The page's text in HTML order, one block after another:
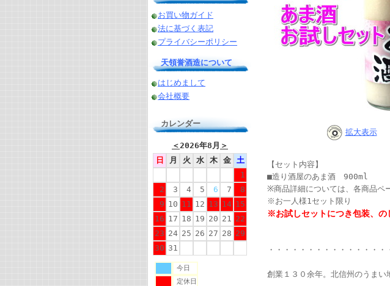
お買い物ガイド
法に基づく表記
プライバシーポリシー
天領誉酒造について
はじめまして
会社概要
カレンダー
＜2026年8月 ＞
日
月 火 水 木 金
土
1
2
3 4 5 6 7
8
9 10 11 12 13 14 15
16 17 18 19 20 21 22
23 24 25 26 27 28 29
30 31
今日
定休日
拡大表示
【セット内容】
■造り酒屋のあま酒 900ml
※商品詳細については、各商品ペ
※お一人様1セット限り
※お試しセットにつき包装、の
・・・・・・・・・・・・・・
創業１３０余年。北信州のうまい